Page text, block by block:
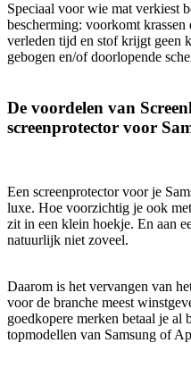
Speciaal voor wie mat verkiest
bescherming: voorkomt
verleden tijd en stof krijgt geen
gebogen en/of doorlopende
De voordelen van
screenprotector voor
Een screenprotector voor je
luxe. Hoe voorzichtig je ook
zit in een klein hoekje. En aan
natuurlijk niet zoveel.
Daarom is het vervangen van
voor de branche meest
goedkopere merken betaal je al
topmodellen van Samsung of